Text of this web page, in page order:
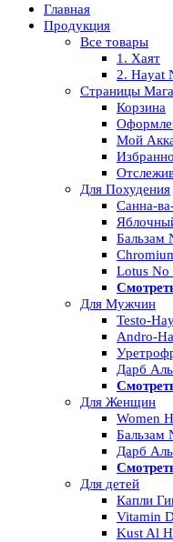
Главная
Продукция
Все товары
1. Хаят
2. Hayat
Страницы
Корзина
Мой
Для Похудения
Санна-
Бальзам
Lotus No
Для Мужчин
Testo-
Andro-
Дарб
Для Женщин
Women
Бальзам
Дарб
Для детей
Капли
Vitamin
Kust Al